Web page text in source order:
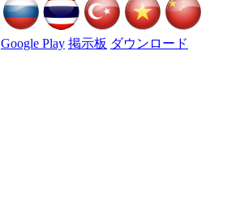
Google Play 掲示板 ダウンロード